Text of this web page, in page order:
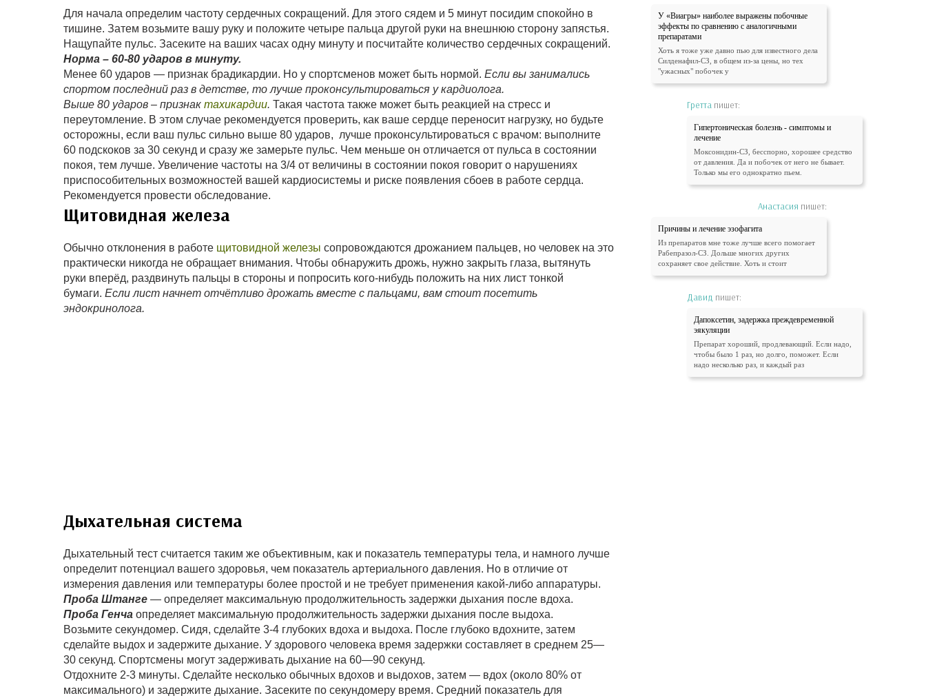
Для начала определим частоту сердечных сокращений. Для этого сядем и 5 минут посидим спокойно в
тишине. Затем возьмите вашу руку и положите четыре пальца другой руки на внешнюю сторону запястья.
Нащупайте пульс. Засеките на ваших часах одну минуту и посчитайте количество сердечных сокращений.
Норма – 60-80 ударов в минуту.
Менее 60 ударов — признак брадикардии. Но у спортсменов может быть нормой. Если вы занимались
спортом последний раз в детстве, то лучше проконсультироваться у кардиолога.
Выше 80 ударов – признак тахикардии. Такая частота также может быть реакцией на стресс и
переутомление. В этом случае рекомендуется проверить, как ваше сердце переносит нагрузку, но будьте
осторожны, если ваш пульс сильно выше 80 ударов, лучше проконсультироваться с врачом: выполните
60 подскоков за 30 секунд и сразу же замерьте пульс. Чем меньше он отличается от пульса в состоянии
покоя, тем лучше. Увеличение частоты на 3/4 от величины в состоянии покоя говорит о нарушениях
приспособительных возможностей вашей кардиосистемы и риске появления сбоев в работе сердца.
Рекомендуется провести обследование.
Щитовидная железа
Обычно отклонения в работе щитовидной железы сопровождаются дрожанием пальцев, но человек на это
практически никогда не обращает внимания. Чтобы обнаружить дрожь, нужно закрыть глаза, вытянуть
руки вперёд, раздвинуть пальцы в стороны и попросить кого-нибудь положить на них лист тонкой
бумаги. Если лист начнет отчётливо дрожать вместе с пальцами, вам стоит посетить
эндокринолога.
Дыхательная система
Дыхательный тест считается таким же объективным, как и показатель температуры тела, и намного лучше
определит потенциал вашего здоровья, чем показатель артериального давления. Но в отличие от
измерения давления или температуры более простой и не требует применения какой-либо аппаратуры.
Проба Штанге — определяет максимальную продолжительность задержки дыхания после вдоха.
Проба Генча определяет максимальную продолжительность задержки дыхания после выдоха.
Возьмите секундомер. Сидя, сделайте 3-4 глубоких вдоха и выдоха. После глубоко вдохните, затем
сделайте выдох и задержите дыхание. У здорового человека время задержки составляет в среднем 25—
30 секунд. Спортсмены могут задерживать дыхание на 60—90 секунд.
Отдохните 2-3 минуты. Сделайте несколько обычных вдохов и выдохов, затем — вдох (около 80% от
максимального) и задержите дыхание. Засеките по секундомеру время. Средний показатель для
У «Виагры» наиболее выражены побочные
эффекты по сравнению с аналогичными
препаратами
Хоть я тоже уже давно пью для известного дела
Силденафил-СЗ, в общем из-за цены, но тех
"ужасных" побочек у
Гретта пишет:
Гипертоническая болезнь - симптомы и
лечение
Моксонидин-СЗ, бесспорно, хорошее средство
от давления. Да и побочек от него не бывает.
Только мы его однократно пьем.
Анастасия пишет:
Причины и лечение эзофагита
Из препаратов мне тоже лучше всего помогает
Рабепразол-СЗ. Дольше многих других
сохраняет свое действие. Хоть и стоит
Давид пишет:
Дапоксетин, задержка преждевременной
эякуляции
Препарат хороший, продлевающий. Если надо,
чтобы было 1 раз, но долго, поможет. Если
надо несколько раз, и каждый раз